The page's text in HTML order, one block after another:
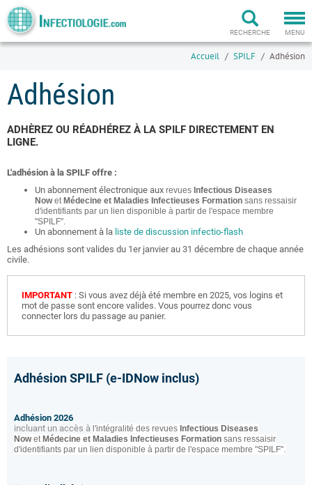
MENU
RECHERCHE
Accueil SPILF Adhésion
Adhésion
ADHÈREZ OU RÉADHÉREZ À LA SPILF DIRECTEMENT EN
LIGNE.
L'adhésion à la SPILF offre :
Un abonnement électronique aux revues Infectious Diseases
Now et Médecine et Maladies Infectieuses Formation sans ressaisir
d'identifiants par un lien disponible à partir de l'espace membre
"SPILF".
Un abonnement à la liste de discussion infectio-flash
Les adhésions sont valides du 1er janvier au 31 décembre de chaque année
civile.
IMPORTANT : Si vous avez déjà été membre en 2025, vos logins et
mot de passe sont encore valides. Vous pourrez donc vous
connecter lors du passage au panier.
Adhésion SPILF (e-IDNow inclus)
Adhésion 2026
incluant un accès à l'intégralité des revues Infectious Diseases
Now et Médecine et Maladies Infectieuses Formation sans ressaisir
d'identifiants par un lien disponible à partir de l'espace membre "SPILF".